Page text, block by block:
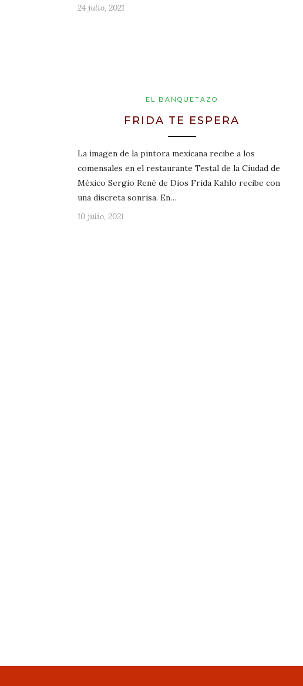
24 julio, 2021
EL BANQUETAZO
FRIDA TE ESPERA
La imagen de la pintora mexicana recibe a los
comensales en el restaurante Testal de la Ciudad de
México Sergio René de Dios Frida Kahlo recibe con
una discreta sonrisa. En…
10 julio, 2021